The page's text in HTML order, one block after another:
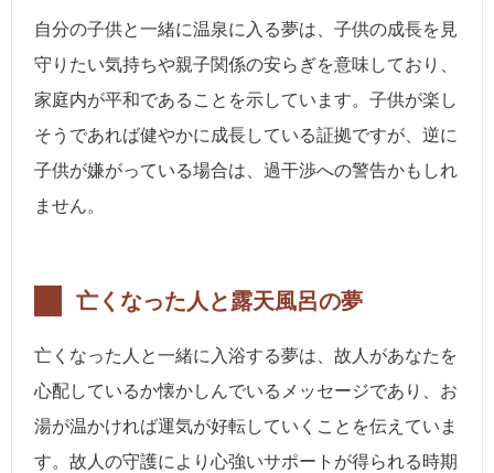
自分の子供と一緒に温泉に入る夢は、子供の成長を見
守りたい気持ちや親子関係の安らぎを意味しており、
家庭内が平和であることを示しています。子供が楽し
そうであれば健やかに成長している証拠ですが、逆に
子供が嫌がっている場合は、過干渉への警告かもしれ
ません。
亡くなった人と露天風呂の夢
亡くなった人と一緒に入浴する夢は、故人があなたを
心配しているか懐かしんでいるメッセージであり、お
湯が温かければ運気が好転していくことを伝えていま
す。故人の守護により心強いサポートが得られる時期